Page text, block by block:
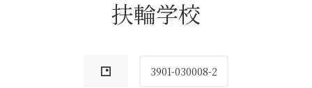
扶輪学校
3901-030008-2